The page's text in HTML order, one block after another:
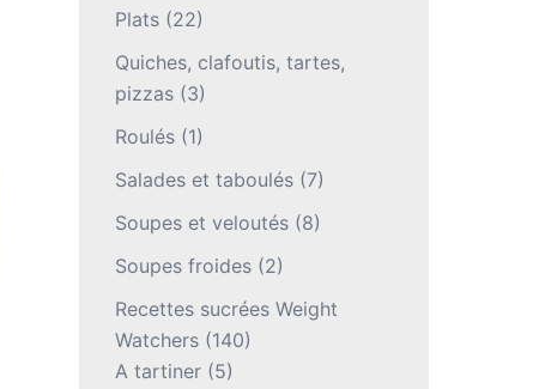
Plats(22)
Quiches, clafoutis, tartes,
pizzas(3)
Roulés(1)
Salades et taboulés(7)
Soupes et veloutés(8)
Soupes froides(2)
Recettes sucrées Weight
Watchers(140)
A tartiner(5)